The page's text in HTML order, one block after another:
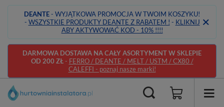
DEANTE- WYJĄTKOWA PROMOCJA W TWOIM KOSZYKU!
- WSZYSTKIE PRODUKTY DEANTE Z RABATEM ! - KLIKNIJ
ABY AKTYWOWAĆ KOD - 10% !!!!
DARMOWA DOSTAWA NA CAŁY ASORTYMENT W SKLEPIE
OD 200 ZŁ- FERRO / DEANTE / MELT / USTM / CX80 /
CALEFFI - poznaj nasze marki!